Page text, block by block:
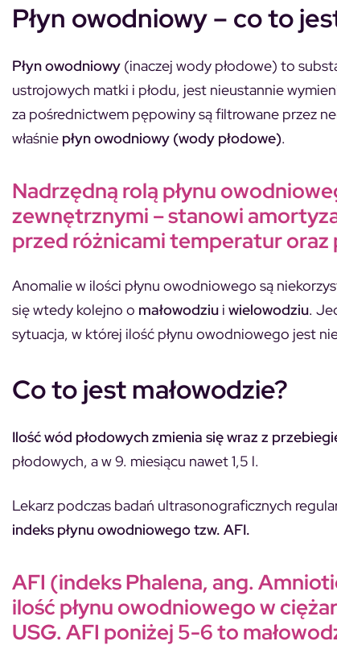
Płyn owodniowy – co to
Płyn owodniowy (inaczej wody płodowe) to
ustrojowych matki i płodu, jest nieustannie
za pośrednictwem pępowiny są filtrowane przez
właśnie płyn owodniowy (wody płodowe).
Nadrzędną rolą płynu
zewnętrznymi – stanowi
przed różnicami temperatur oraz
Anomalie w ilości płynu owodniowego są
się wtedy kolejno o małowodziu i wielowodziu.
sytuacja, w której ilość płynu owodniowego jest
Co to jest małowodzie?
Ilość wód płodowych zmienia się wraz z
płodowych, a w 9. miesiącu nawet 1,5 l.
Lekarz podczas badań ultrasonograficznych
indeks płynu owodniowego tzw. AFI.
AFI (indeks Phalena, ang.
ilość płynu owodniowego w
USG. AFI poniżej 5-6 to